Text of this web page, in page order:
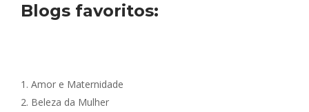
Blogs favoritos:
1. Amor e Maternidade
2. Beleza da Mulher